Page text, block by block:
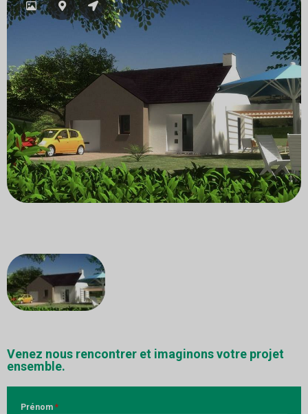
Venez nous rencontrer et imaginons votre projet
ensemble.
Prénom *